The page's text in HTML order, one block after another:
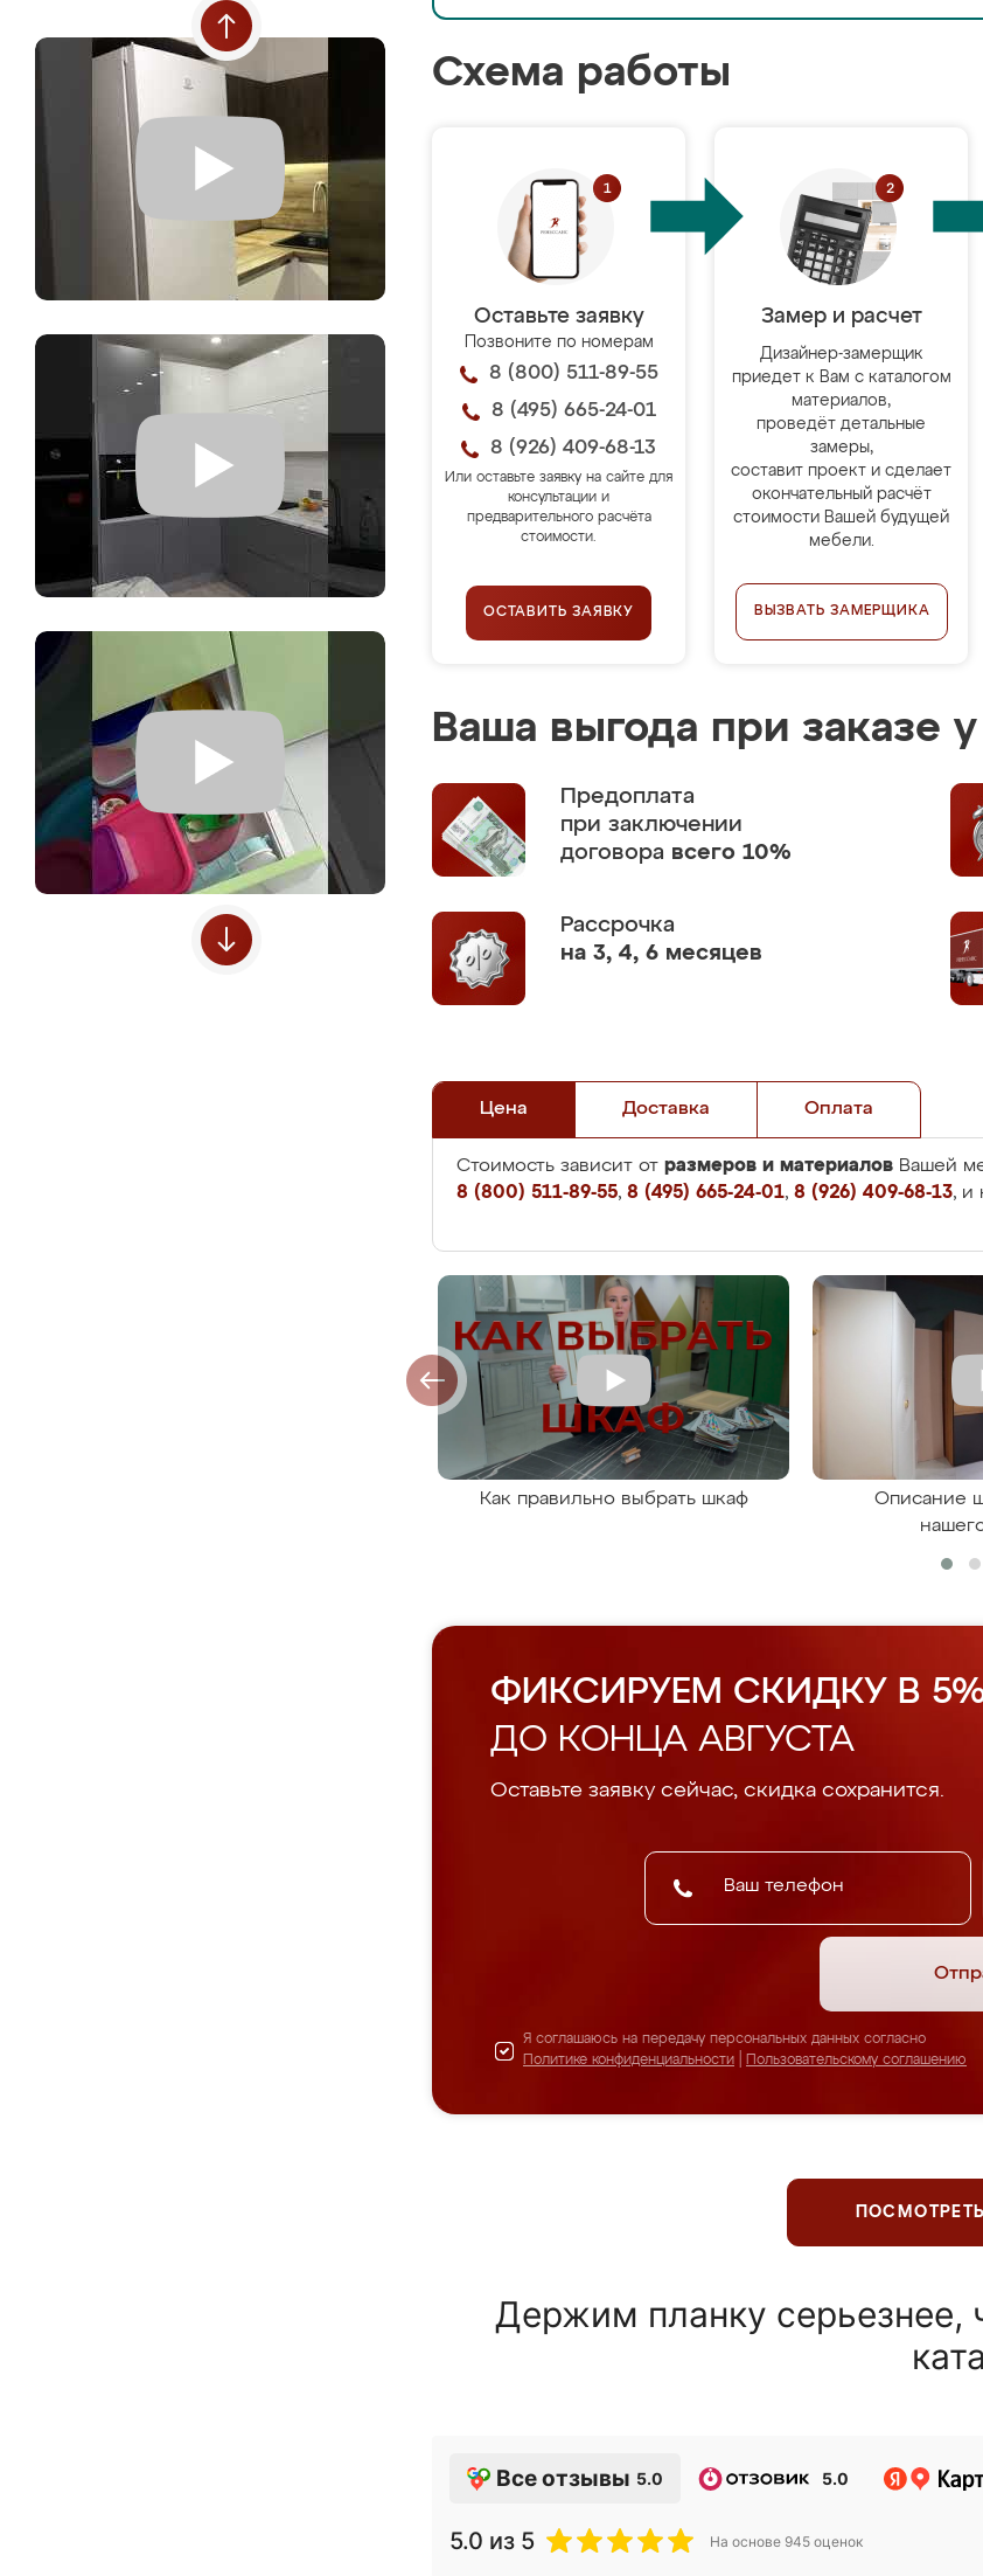
Схема работы
Оставьте заявку
Позвоните по номерам
8 (800) 511-89-55
8 (495) 665-24-01
8 (926) 409-68-13
Или оставьте заявку на сайте для
консультации и
предварительного расчёта
стоимости.
ОСТАВИТЬ ЗАЯВКУ
Замер и расчет
Дизайнер-замерщик
приедет к Вам с каталогом
материалов,
проведёт детальные
замеры,
составит проект и сделает
окончательный расчёт
стоимости Вашей будущей
мебели.
ВЫЗВАТЬ ЗАМЕРЩИКА
Ваша выгода при заказе
Предоплата
при заключении
договора всего 10%
Рассрочка
на 3, 4, 6 месяцев
Цена Доставка Оплата
Стоимость зависит от размеров и материалов Вашей
8 (800) 511-89-55, 8 (495) 665-24-01, 8 (926) 409-68-13, и
Как правильно выбрать шкаф
Описание
ФИКСИРУЕМ СКИДКУ В
ДО КОНЦА АВГУСТА
Оставьте заявку сейчас, скидка сохранится.
Я соглашаюсь на передачу персональных данных согласно
Политике конфиденциальности
Пользовательскому соглашению
Держим планку
Все отзывы 5.0 5.0
5.0 из 5 На основе 945 оценок